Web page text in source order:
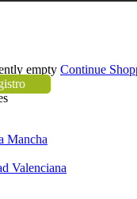
empty Continue
Mancha
Valenciana